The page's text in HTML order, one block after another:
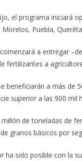
el programa iniciará
Puebla,
a entregar
fertilizantes a
beneficiarán a más de
superior a las 900 mil
de toneladas de
granos básicos por
ha sido posible con la